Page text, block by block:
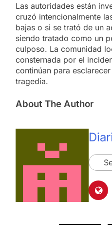
Las autoridades están
cruzó intencionalmente
bajas o si se trató de un
siendo tratado como un
culposo. La comunidad
consternada por el
continúan para
tragedia.
About The Author